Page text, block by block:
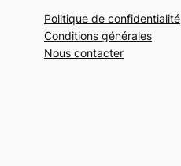
Politique de confidentialité
Conditions générales
Nous contacter